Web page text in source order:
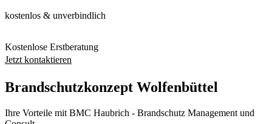
kostenlos & unverbindlich
Kostenlose Erstberatung
Jetzt kontaktieren
Brandschutzkonzept Wolfenbüttel
Ihre Vorteile mit BMC Haubrich - Brandschutz Management und